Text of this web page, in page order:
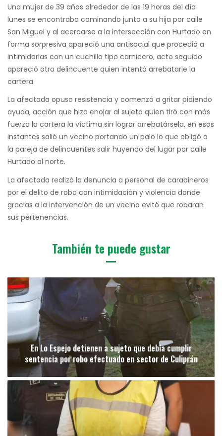
Una mujer de 39 años alrededor de las 19 horas del día
lunes se encontraba caminando junto a su hija por calle
San Miguel y al acercarse a la intersección con Hurtado en
forma sorpresiva apareció una antisocial que procedió a
intimidarlas con un cuchillo tipo carnicero, acto seguido
apareció otro delincuente quien intentó arrebatarle la
cartera.
La afectada opuso resistencia y comenzó a gritar pidiendo
ayuda, acción que hizo enojar al sujeto quien tiró con más
fuerza la cartera la víctima sin lograr arrebatársela, en esos
instantes salió un vecino portando un palo lo que obligó a
la pareja de delincuentes salir huyendo del lugar por calle
Hurtado al norte.
La afectada realizó la denuncia a personal de carabineros
por el delito de robo con intimidación y violencia donde
gracias a la intervención de un vecino evitó que robaran
sus pertenencias.
También te puede gustar
En Lo Espejo detienen a sujeto que debía cumplir
sentencia por robo efectuado en sector de Culiprán